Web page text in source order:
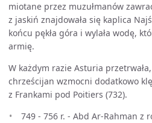
miotane przez muzułmanów
z jaskiń znajdowała się kaplica
końcu pękła góra i wylała wodę,
armię.
W każdym razie Asturia
chrześcijan wzmocni dodatkowo
z Frankami pod Poitiers (732).
749 - 756 r. - Abd Ar-Rahman z